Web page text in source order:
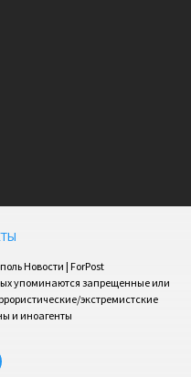
Новости | ForPost
упоминаются запрещенные или
экстремистские
и иноагенты